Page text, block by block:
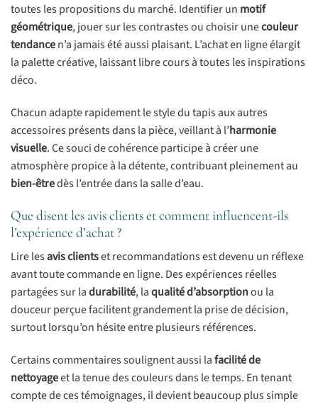
toutes les propositions du marché. Identifier un motif
géométrique, jouer sur les contrastes ou choisir unecouleur
tendancen’a jamais été aussi plaisant. L’achat en ligne élargit
la palette créative, laissant libre cours à toutes les inspirations
déco.
Chacun adapte rapidement le style du tapis aux autres
accessoires présents dans la pièce, veillant à l’harmonie
visuelle. Ce souci de cohérence participe à créer une
atmosphère propice à la détente, contribuant pleinement au
bien-êtredès l’entrée dans la salle d’eau.
Que disent les avis clients et comment influencent-ils
l’expérience d’achat ?
Lire lesavis clientset recommandations est devenu un réflexe
avant toute commande en ligne. Des expériences réelles
partagées sur ladurabilité, laqualité d’absorptionou la
douceur perçue facilitent grandement la prise de décision,
surtout lorsqu’on hésite entre plusieurs références.
Certains commentaires soulignent aussi lafacilité de
nettoyageet la tenue des couleurs dans le temps. En tenant
compte de ces témoignages, il devient beaucoup plus simple